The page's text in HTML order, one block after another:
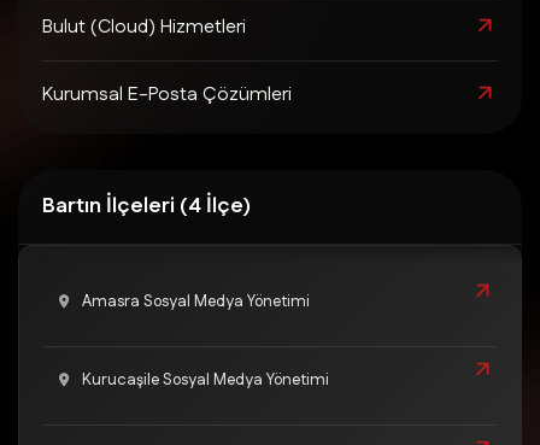
Bulut (Cloud) Hizmetleri
Kurumsal E-Posta Çözümleri
Bartın İlçeleri (4 İlçe)
Amasra Sosyal Medya Yönetimi
Kurucaşile Sosyal Medya Yönetimi